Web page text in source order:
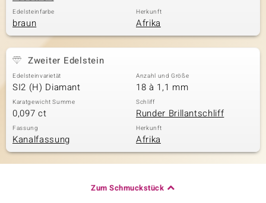
Edelsteinfarbe
braun
Herkunft
Afrika
Zweiter Edelstein
Edelsteinvarietät
SI2 (H) Diamant
Anzahl und Größe
18 à 1,1 mm
Karatgewicht Summe
0,097 ct
Schliff
Runder Brillantschliff
Fassung
Kanalfassung
Herkunft
Afrika
Zum Schmuckstück